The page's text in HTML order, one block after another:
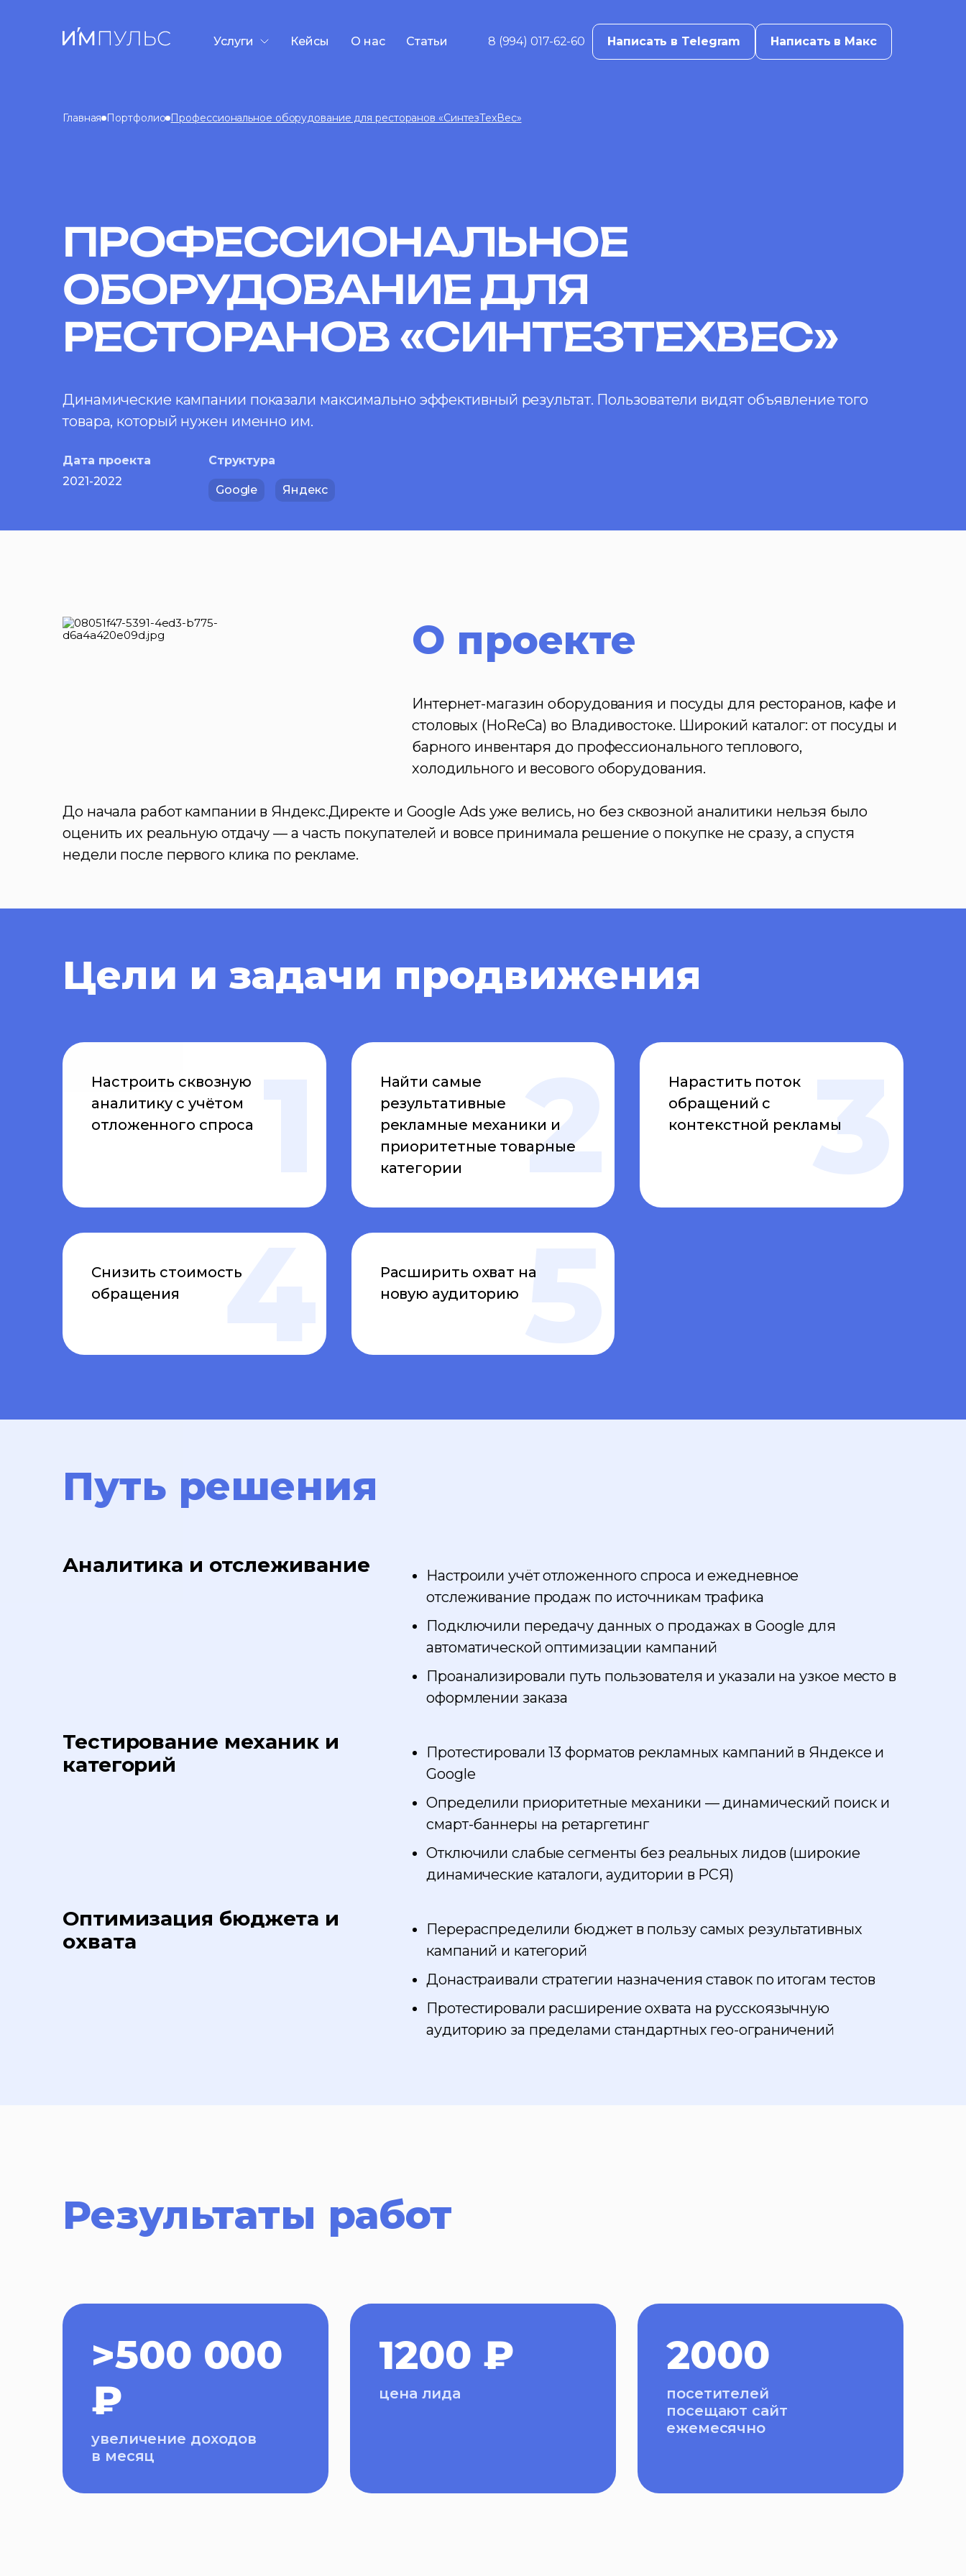
Услуги
Контекстная реклама
Кейсы О нас Статьи 8 (994) 017-62-60 Написать в Telegram Написать в Макс
Главная Портфолио Профессиональное оборудование для ресторанов «СинтезТехВес»
ПРОФЕССИОНАЛЬНОЕ
ОБОРУДОВАНИЕ ДЛЯ
РЕСТОРАНОВ «СИНТЕЗТЕХВЕС»
Динамические кампании показали максимально эффективный результат. Пользователи видят объявление того
товара, который нужен именно им.
Дата проекта
2021-2022
Структура
Google Яндекс
О проекте
Интернет-магазин оборудования и посуды для ресторанов, кафе и
столовых (HoReCa) во Владивостоке. Широкий каталог: от посуды и
барного инвентаря до профессионального теплового,
холодильного и весового оборудования.
До начала работ кампании в Яндекс.Директе и Google Ads уже велись, но без сквозной аналитики нельзя было
оценить их реальную отдачу — а часть покупателей и вовсе принимала решение о покупке не сразу, а спустя
недели после первого клика по рекламе.
Цели и задачи продвижения
Настроить сквозную
аналитику с учётом
отложенного спроса
Найти самые
результативные
рекламные механики и
приоритетные товарные
категории
Нарастить поток
обращений с
контекстной рекламы
Снизить стоимость
обращения
Расширить охват на
новую аудиторию
Путь решения
Аналитика и отслеживание
Настроили учёт отложенного спроса и ежедневное
отслеживание продаж по источникам трафика
Подключили передачу данных о продажах в Google для
автоматической оптимизации кампаний
Проанализировали путь пользователя и указали на узкое место в
оформлении заказа
Тестирование механик и
категорий
Протестировали 13 форматов рекламных кампаний в Яндексе и
Google
Определили приоритетные механики — динамический поиск и
смарт-баннеры на ретаргетинг
Отключили слабые сегменты без реальных лидов (широкие
динамические каталоги, аудитории в РСЯ)
Оптимизация бюджета и
охвата
Перераспределили бюджет в пользу самых результативных
кампаний и категорий
Донастраивали стратегии назначения ставок по итогам тестов
Протестировали расширение охвата на русскоязычную
аудиторию за пределами стандартных гео-ограничений
Результаты работ
>500 000
₽
увеличение доходов
в месяц
1200 ₽
цена лида
2000
посетителей
посещают сайт
ежемесячно